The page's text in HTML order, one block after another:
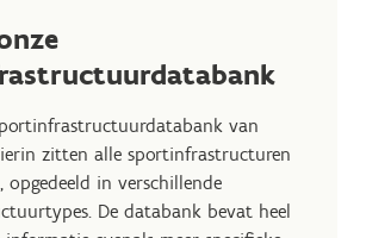
van
zitten alle sportinfrastructuren
opgedeeld in verschillende
De databank bevat heel